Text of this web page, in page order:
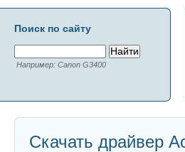
Поиск по сайту
Например: Canon G3400
Скачать драйвер